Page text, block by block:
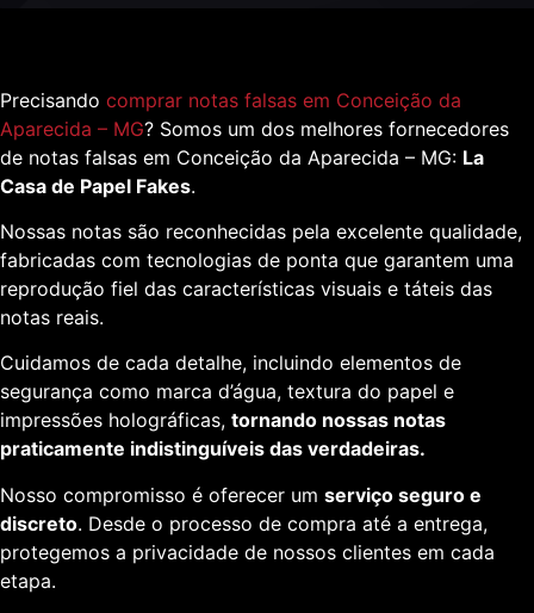
Precisando comprar notas falsas em Conceição da
Aparecida – MG? Somos um dos melhores fornecedores
de notas falsas em Conceição da Aparecida – MG: La
Casa de Papel Fakes.
Nossas notas são reconhecidas pela excelente qualidade,
fabricadas com tecnologias de ponta que garantem uma
reprodução fiel das características visuais e táteis das
notas reais.
Cuidamos de cada detalhe, incluindo elementos de
segurança como marca d’água, textura do papel e
impressões holográficas, tornando nossas notas
praticamente indistinguíveis das verdadeiras.
Nosso compromisso é oferecer um serviço seguro e
discreto. Desde o processo de compra até a entrega,
protegemos a privacidade de nossos clientes em cada
etapa.